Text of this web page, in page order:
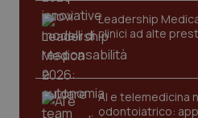
Leadership
clinici ad alte
AI e telemedicina
odontoiatrico: